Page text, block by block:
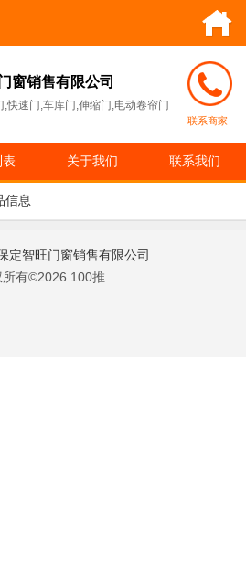
窗销售有限公司
,快速门,车库门,伸缩门,电动卷帘门
联系商家
表 关于我们 联系我们
信息
定智旺门窗销售有限公司
所有©2026 100推